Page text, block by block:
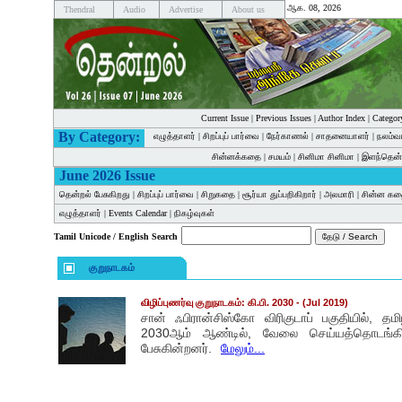
Thendral Audio Advertise About us ஆக. 08, 2026
Current Issue| Previous Issues| Author Index|
By Category: எழுத்தாளர் | சிறப்புப் பார்வை | நேர்காணல் | சாதனையாளர் |
சின்னக்கதை | சமயம் | சினிமா சினிமா |
June 2026 Issue
தென்றல் பேசுகிறது | சிறப்புப் பார்வை | சிறுகதை | சூர்யா துப்பறிகிறார் | அலமாரி | சின்ன
எழுத்தாளர் | Events Calendar| நிகழ்வுகள்
Tamil Unicode / English Search
குறுநாடகம்
விழிப்புணர்வு குறுநாடகம்: கி.பி. 2030 - (Jul 2019)
சான் ஃபிரான்சிஸ்கோ விரிகுடாப் பகுதியில்,
2030ஆம் ஆண்டில், வேலை
பேசுகின்றனர்.
மேலும்...